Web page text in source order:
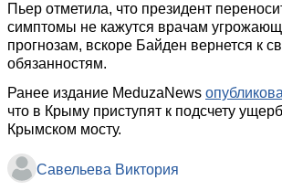
Пьер отметила, что президент
симптомы не кажутся врачам
прогнозам, вскоре Байден вернется к
обязанностям.
Ранее издание MeduzaNews
что в Крыму приступят к подсчету
Крымском мосту.
Савельева Виктория